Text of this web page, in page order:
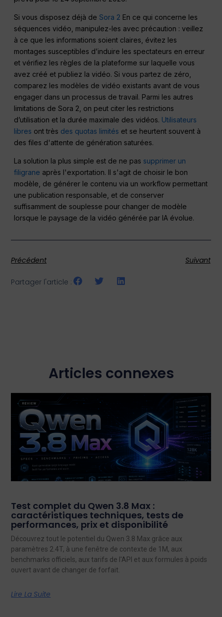
Si vous disposez déjà de Sora 2 En ce qui concerne les
séquences vidéo, manipulez-les avec précaution : veillez
à ce que les informations soient claires, évitez les
montages susceptibles d’induire les spectateurs en erreur
et vérifiez les règles de la plateforme sur laquelle vous
avez créé et publiez la vidéo. Si vous partez de zéro,
comparez les modèles de vidéo existants avant de vous
engager dans un processus de travail. Parmi les autres
limitations de Sora 2, on peut citer les restrictions
d’utilisation et la durée maximale des vidéos. Utilisateurs
libres ont très des quotas limités et se heurtent souvent à
des files d'attente de génération saturées.
La solution la plus simple est de ne pas supprimer un
filigrane après l'exportation. Il s'agit de choisir le bon
modèle, de générer le contenu via un workflow permettant
une publication responsable, et de conserver
suffisamment de souplesse pour changer de modèle
lorsque le paysage de la vidéo générée par IA évolue.
Précédent Suivant
Partager l'article :
Articles connexes
Test complet du Qwen 3.8 Max :
caractéristiques techniques, tests de
performances, prix et disponibilité
Découvrez tout le potentiel du Qwen 3.8 Max grâce aux
paramètres 2.4T, à une fenêtre de contexte de 1M, aux
benchmarks officiels, aux tarifs de l'API et aux formules à poids
ouvert avant de changer de forfait.
Lire La Suite